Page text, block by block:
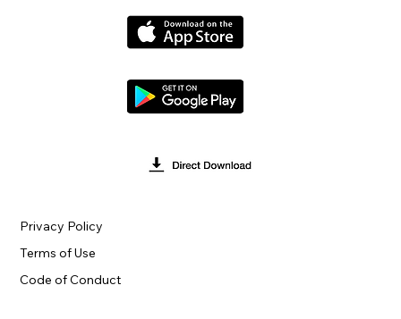
Terms of Use
Privacy Policy
Code of Conduct